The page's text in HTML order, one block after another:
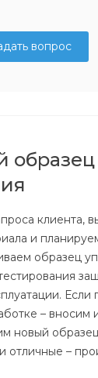
вопрос
клиента,
и
образец
Если
– вносим
новый
отличные –